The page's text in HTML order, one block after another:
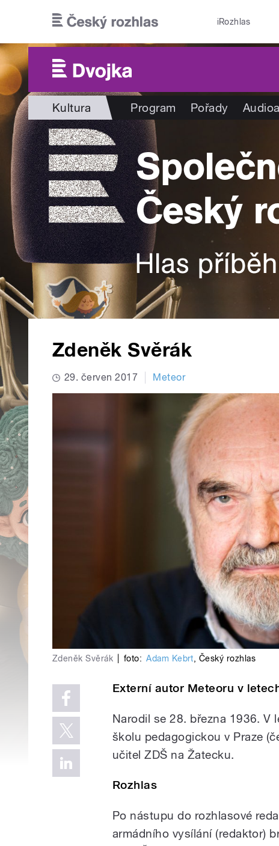
iRozhlas
Kultura Program Pořady
Zdeněk Svěrák
29. červen 2017 Meteor
Zdeněk Svěrák foto: Adam Kebrt, Český rozhlas
Externí autor Meteoru v
Narodil se 28. března 1936.
školu pedagogickou v Praze
učitel ZDŠ na Žatecku.
Rozhlas
Po nástupu do rozhlasové
armádního vysílání (redaktor)